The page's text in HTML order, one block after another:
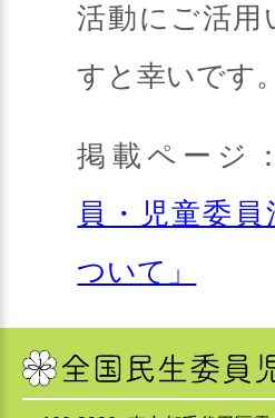
活動にご活用
すと幸いです。
掲載ページ：
員・児童委
ついて」